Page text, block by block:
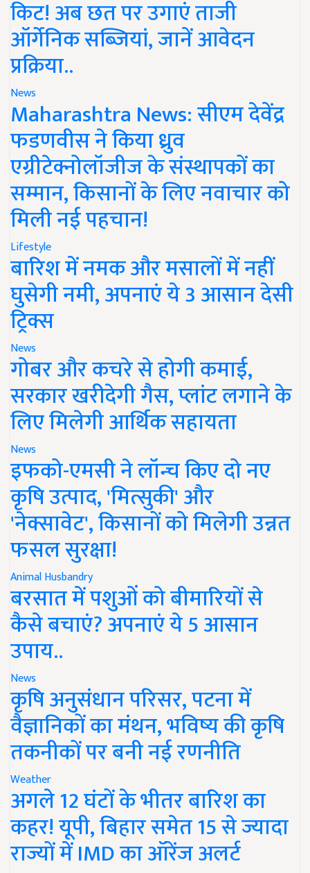
किट! अब छत पर उगाएं ताजी
ऑर्गेनिक सब्जियां, जानें आवेदन
प्रक्रिया..
News
Maharashtra News: सीएम देवेंद्र
फडणवीस ने किया ध्रुव
एग्रीटेक्नोलॉजीज के संस्थापकों का
सम्मान, किसानों के लिए नवाचार को
मिली नई पहचान!
Lifestyle
बारिश में नमक और मसालों में नहीं
घुसेगी नमी, अपनाएं ये 3 आसान देसी
ट्रिक्स
News
गोबर और कचरे से होगी कमाई,
सरकार खरीदेगी गैस, प्लांट लगाने के
लिए मिलेगी आर्थिक सहायता
News
इफको-एमसी ने लॉन्च किए दो नए
कृषि उत्पाद, 'मित्सुकी' और
'नेक्सावेट', किसानों को मिलेगी उन्नत
फसल सुरक्षा!
Animal Husbandry
बरसात में पशुओं को बीमारियों से
कैसे बचाएं? अपनाएं ये 5 आसान
उपाय..
News
कृषि अनुसंधान परिसर, पटना में
वैज्ञानिकों का मंथन, भविष्य की कृषि
तकनीकों पर बनी नई रणनीति
Weather
अगले 12 घंटों के भीतर बारिश का
कहर! यूपी, बिहार समेत 15 से ज्यादा
राज्यों में IMD का ऑरेंज अलर्ट